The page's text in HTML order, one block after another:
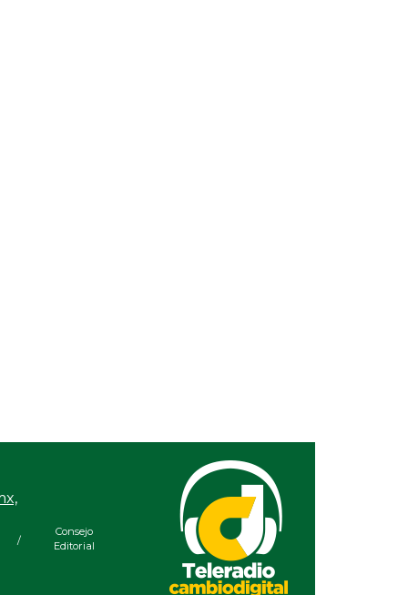
que un político soy un ser humano”:
de Jesús Sulvarán López, Magistrado
de Disciplina Judicial
impacto de las lluvias en el PIB será limitado,
/
Consejo
Editorial